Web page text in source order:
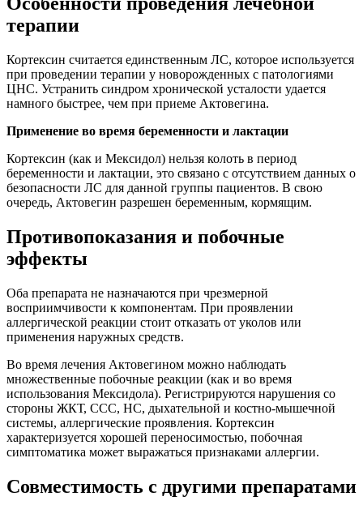
терапии
Кортексин считается единственным ЛС, которое используется
при проведении терапии у новорожденных с патологиями
ЦНС. Устранить синдром хронической усталости удается
намного быстрее, чем при приеме Актовегина.
Применение во время беременности и лактации
Кортексин (как и Мексидол) нельзя колоть в период
беременности и лактации, это связано с отсутствием данных о
безопасности ЛС для данной группы пациентов. В свою
очередь, Актовегин разрешен беременным, кормящим.
Противопоказания и побочные
эффекты
Оба препарата не назначаются при чрезмерной
восприимчивости к компонентам. При проявлении
аллергической реакции стоит отказать от уколов или
применения наружных средств.
Во время лечения Актовегином можно наблюдать
множественные побочные реакции (как и во время
использования Мексидола). Регистрируются нарушения со
стороны ЖКТ, ССС, НС, дыхательной и костно-мышечной
системы, аллергические проявления. Кортексин
характеризуется хорошей переносимостью, побочная
симптоматика может выражаться признаками аллергии.
Совместимость с другими препаратами